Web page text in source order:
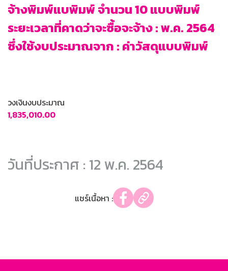
จ้างพิมพ์แบพิมพ์ จำนวน 10 แบบพิมพ์
ระยะเวลาที่คาดว่าจะซื้อจะจ้าง : พ.ค. 2564
ซึ่งใช้งบประมาณจาก : ค่าวัสดุแบบพิมพ์
วงเงินงบประมาณ
1,835,010.00
วันที่ประกาศ : 12 พ.ค. 2564
แชร์เนื้อหา :